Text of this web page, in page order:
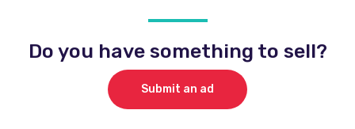
Do you have something to sell?
Submit an ad